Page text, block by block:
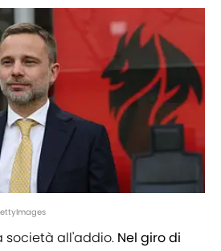
società all'addio. Nel giro di